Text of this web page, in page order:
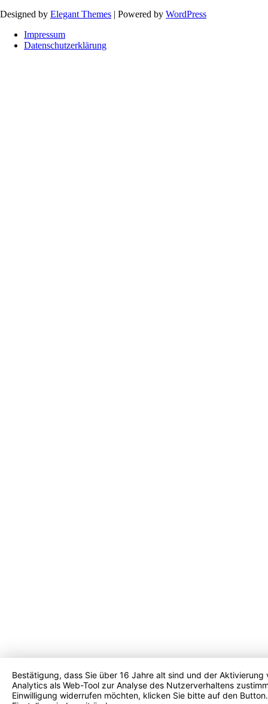
Designed by Elegant Themes | Powered by WordPress
Impressum
Datenschutzerklärung
Bestätigung, dass Sie über 16 Jahre alt sind und der Aktivierung
Analytics als Web-Tool zur Analyse des Nutzerverhaltens
Einwilligung widerrufen möchten, klicken Sie bitte auf den